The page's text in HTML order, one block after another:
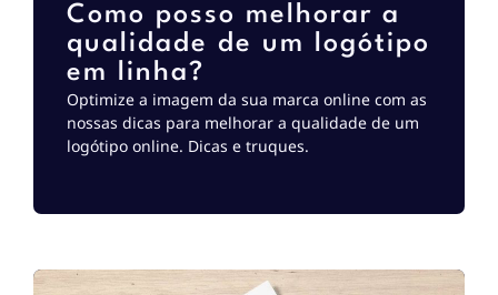
Como posso melhorar a
qualidade de um logótipo
em linha?
Optimize a imagem da sua marca online com as
nossas dicas para melhorar a qualidade de um
logótipo online. Dicas e truques.